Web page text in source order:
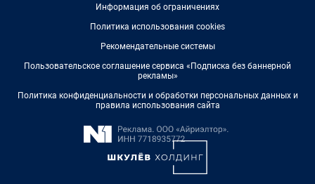
Информация об ограничениях
Политика использования cookies
Рекомендательные системы
Пользовательское соглашение сервиса «Подписка без баннерной
рекламы»
Политика конфиденциальности и обработки персональных данных и
правила использования сайта